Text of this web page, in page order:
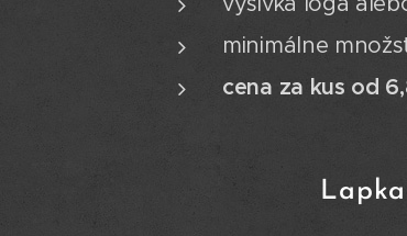
minimálne
cena za kus od